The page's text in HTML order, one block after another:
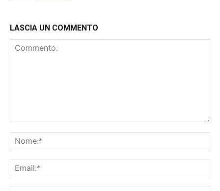
LASCIA UN COMMENTO